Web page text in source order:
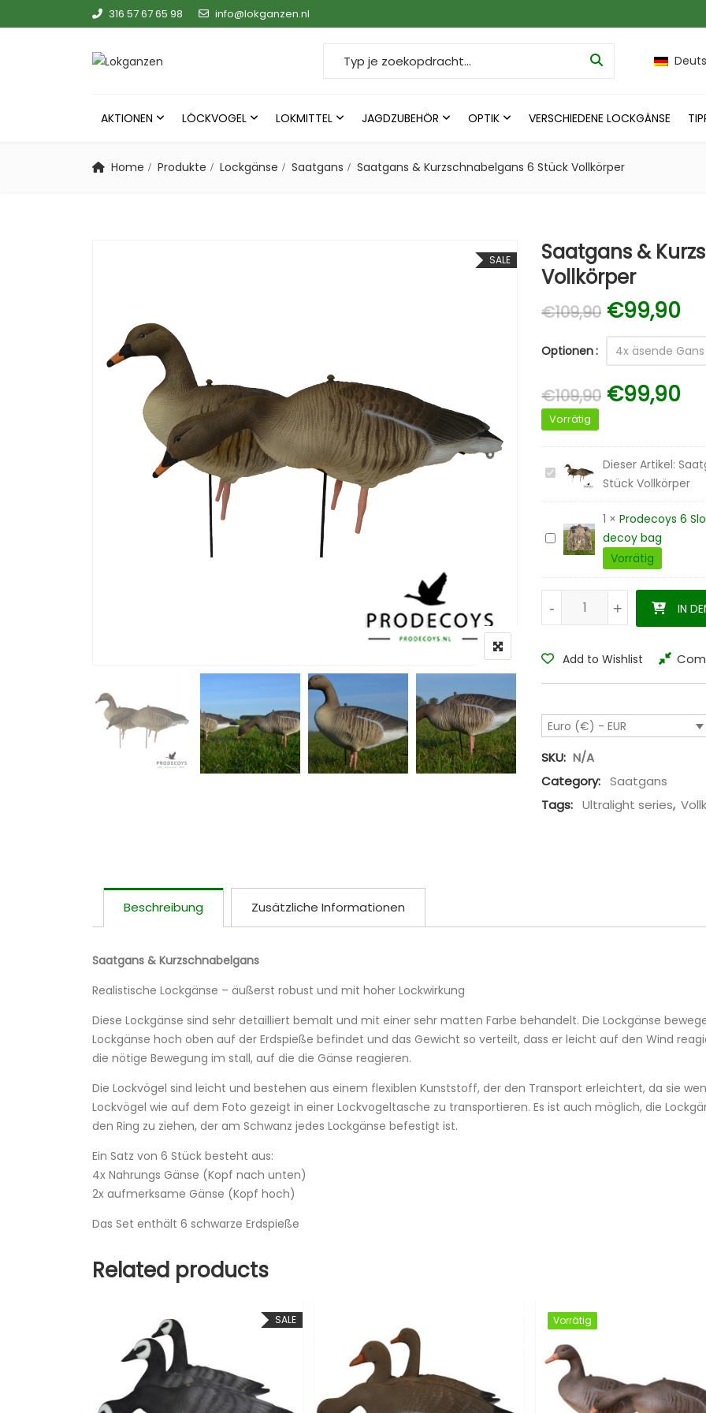
316 57 67 65 98 info@lokganzen.nl
AKTIONEN LÖCKVOGEL LOKMITTEL JAGDZUBEHÖR OPTIK VERSCHIEDENE LOCKGÄNSE
Home Produkte Lockgänse Saatgans Saatgans & Kurzschnabelgans 6 Stück Vollkörper
SALE
Saatgans &
Vollkörper
€109,90 €99,90
Optionen
€109,90 €99,90
Vorrätig
Saatgans
Kurzschnabelgans
6
Stück
Dieser Artikel:
Stück Vollkörper
Prodecoys
Slot
Lockvogeltasche
Tragetasche
bag
1 × Prodecoys 6
decoy bag
Vorrätig
Saatgans &
+
- +
- IN
Add to Wishlist
Euro (€) - EUR
SKU: N/A
Category: Saatgans
Tags: Ultralight series,
Beschreibung Zusätzliche Informationen
Saatgans & Kurzschnabelgans
Realistische Lockgänse – äußerst robust und mit hoher Lockwirkung
Diese Lockgänse sind sehr detailliert bemalt und mit einer sehr matten Farbe behandelt. Die Lockgänse
Lockgänse hoch oben auf der Erdspieße befindet und das Gewicht so verteilt, dass er leicht auf den Wind
die nötige Bewegung im stall, auf die die Gänse reagieren.
Die Lockvögel sind leicht und bestehen aus einem flexiblen Kunststoff, der den Transport erleichtert, da sie
Lockvögel wie auf dem Foto gezeigt in einer Lockvogeltasche zu transportieren. Es ist auch möglich, die
den Ring zu ziehen, der am Schwanz jedes Lockgänse befestigt ist.
Ein Satz von 6 Stück besteht aus:
4x Nahrungs Gänse (Kopf nach unten)
2x aufmerksame Gänse (Kopf hoch)
Das Set enthält 6 schwarze Erdspieße
Related products
SALE Vorrätig
Vorrätig